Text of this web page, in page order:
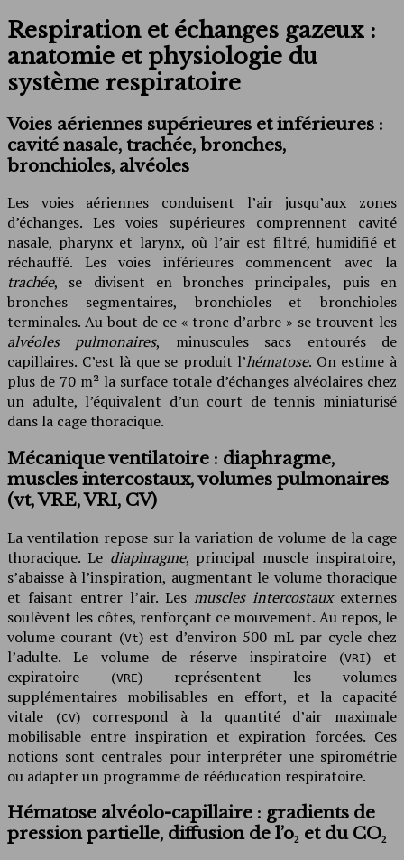
Respiration et échanges gazeux :
anatomie et physiologie du
système respiratoire
Voies aériennes supérieures et inférieures :
cavité nasale, trachée, bronches,
bronchioles, alvéoles
Les voies aériennes conduisent l’air jusqu’aux zones
d’échanges. Les voies supérieures comprennent cavité
nasale, pharynx et larynx, où l’air est filtré, humidifié et
réchauffé. Les voies inférieures commencent avec la
trachée, se divisent en bronches principales, puis en
bronches segmentaires, bronchioles et bronchioles
terminales. Au bout de ce « tronc d’arbre » se trouvent les
alvéoles pulmonaires, minuscules sacs entourés de
capillaires. C’est là que se produit l’hématose. On estime à
plus de 70 m² la surface totale d’échanges alvéolaires chez
un adulte, l’équivalent d’un court de tennis miniaturisé
dans la cage thoracique.
Mécanique ventilatoire : diaphragme,
muscles intercostaux, volumes pulmonaires
(vt, VRE, VRI, CV)
La ventilation repose sur la variation de volume de la cage
thoracique. Le diaphragme, principal muscle inspiratoire,
s’abaisse à l’inspiration, augmentant le volume thoracique
et faisant entrer l’air. Les muscles intercostauxexternes
soulèvent les côtes, renforçant ce mouvement. Au repos, le
volume courant (Vt) est d’environ 500 mL par cycle chez
l’adulte. Le volume de réserve inspiratoire (VRI) et
expiratoire (VRE) représentent les volumes
supplémentaires mobilisables en effort, et la capacité
vitale (CV) correspond à la quantité d’air maximale
mobilisable entre inspiration et expiration forcées. Ces
notions sont centrales pour interpréter une spirométrie
ou adapter un programme de rééducation respiratoire.
Hématose alvéolo-capillaire : gradients de
pression partielle, diffusion de l’o₂ et du CO₂